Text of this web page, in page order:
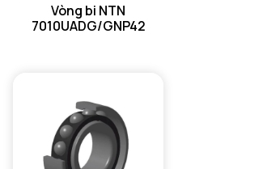
Vòng bi NTN
7010UADG/GNP42